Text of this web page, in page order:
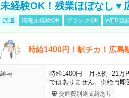
未経験OK！残業ほぼなし▼
派遣 職種未経験OK ブランクOK WEB登
時給1400円！駅チカ！広島
給与
時給1400円 月収例 21万
ではありません。※給与即
交通費別途支給あり